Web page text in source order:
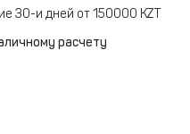
30-и дней от 150000 KZT
расчету